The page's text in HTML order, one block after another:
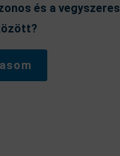
és a vegyszeres